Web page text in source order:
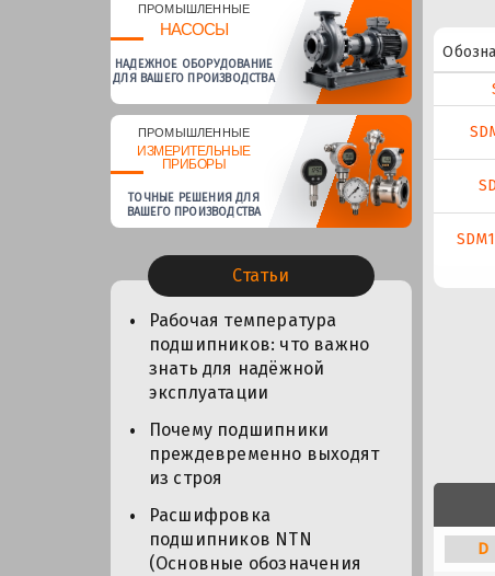
ПРОМЫШЛЕННЫЕ
НАСОСЫ
НАДЕЖНОЕ ОБОРУДОВАНИЕ
ДЛЯ ВАШЕГО ПРОИЗВОДСТВА
ПРОМЫШЛЕННЫЕ
ИЗМЕРИТЕЛЬНЫЕ
ПРИБОРЫ
ТОЧНЫЕ РЕШЕНИЯ ДЛЯ
ВАШЕГО ПРОИЗВОДСТВА
Статьи
Рабочая температура
подшипников: что важно
знать для надёжной
эксплуатации
Почему подшипники
преждевременно выходят
из строя
Расшифровка
подшипников NTN
(Основные обозначения
D